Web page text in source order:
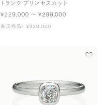
トランク プリンセスカット
¥229,000 〜 ¥299,000
表示商品： ¥229,000